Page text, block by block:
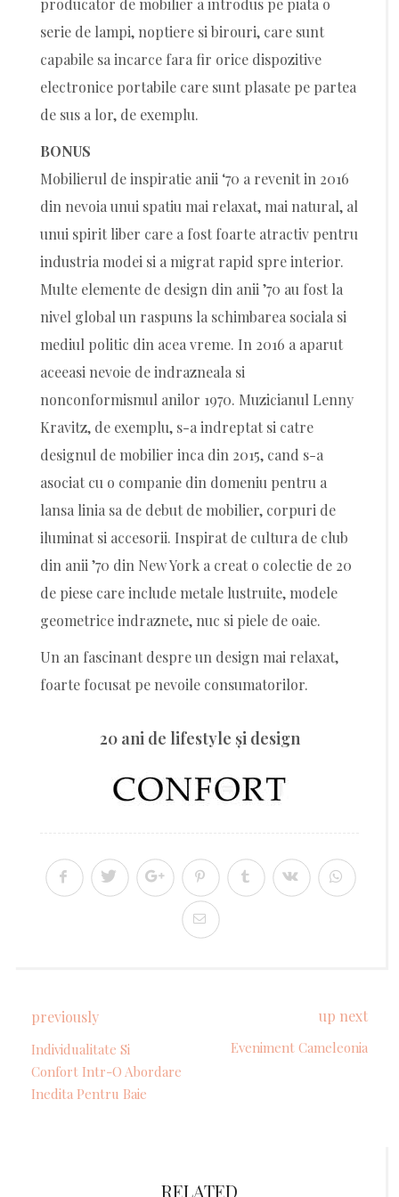
producator de mobilier a introdus pe piata o
serie de lampi, noptiere si birouri, care sunt
capabile sa incarce fara fir orice dispozitive
electronice portabile care sunt plasate pe partea
de sus a lor, de exemplu.
BONUS
Mobilierul de inspiratie anii ‘70 a revenit in 2016
din nevoia unui spatiu mai relaxat, mai natural, al
unui spirit liber care a fost foarte atractiv pentru
industria modei si a migrat rapid spre interior.
Multe elemente de design din anii ’70 au fost la
nivel global un raspuns la schimbarea sociala si
mediul politic din acea vreme. In 2016 a aparut
aceeasi nevoie de indrazneala si
nonconformismul anilor 1970. Muzicianul Lenny
Kravitz, de exemplu, s-a indreptat si catre
designul de mobilier inca din 2015, cand s-a
asociat cu o companie din domeniu pentru a
lansa linia sa de debut de mobilier, corpuri de
iluminat si accesorii. Inspirat de cultura de club
din anii ’70 din New York a creat o colectie de 20
de piese care include metale lustruite, modele
geometrice indraznete, nuc si piele de oaie.
Un an fascinant despre un design mai relaxat,
foarte focusat pe nevoile consumatorilor.
20 ani de lifestyle şi design
previously
Individualitate Si
Confort Intr-O Abordare
Inedita Pentru Baie
up next
Eveniment Cameleonia
RELATED